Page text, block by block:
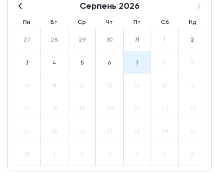
Серпень 2026
Пн Вт Ср Чт Пт Сб Нд
27 28 29 30 31 1 2
3 4 5 6 7 8 9
10 11 12 13 14 15 16
17 18 19 20 21 22 23
24 25 26 27 28 29 30
31 1 2 3 4 5 6